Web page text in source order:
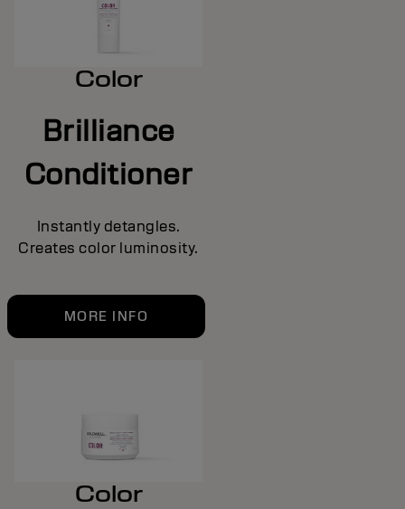
Color
Brilliance
Conditioner
Instantly detangles.
Creates color luminosity.
MORE INFO
Color